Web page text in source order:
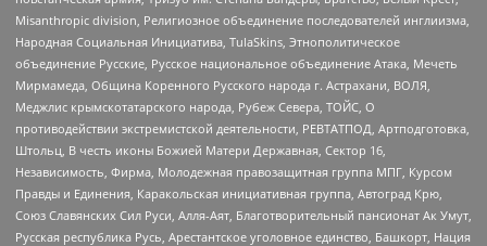
Misanthropic division, Религиозное объединение последователей инглиизма,
Народная Социальная Инициатива, TulaSkins, Этнополитическое
объединение Русские, Русское национальное объединение Атака, Мечеть
Мирмамеда, Община Коренного Русского народа г. Астрахани, ВОЛЯ,
Меджлис крымскотатарского народа, Рубеж Севера, ТОЙС, О
противодействии экстремистской деятельности, РЕВТАТПОД, Артподготовка,
Штольц, В честь иконы Божией Матери Державная, Сектор 16,
Независимость, Фирма, Молодежная правозащитная группа МПГ, Курсом
Правды и Единения, Каракольская инициативная группа, Автоград Крю,
Союз Славянских Сил Руси, Алля-Аят, Благотворительный пансионат Ак Умут,
Русская республика Русь, Арестантское уголовное единство, Башкорт, Нация